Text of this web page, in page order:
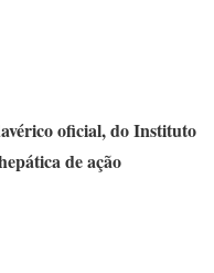
oficial, do Instituto
de ação